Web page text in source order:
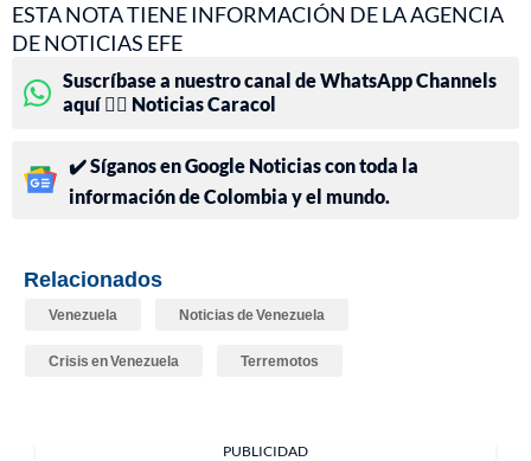
ESTA NOTA TIENE INFORMACIÓN DE LA AGENCIA
DE NOTICIAS EFE
Suscríbase a nuestro canal de WhatsApp Channels
aquí 👉🏻 Noticias Caracol
✔️ Síganos en Google Noticias con toda la
información de Colombia y el mundo.
Relacionados
Venezuela Noticias de Venezuela
Crisis en Venezuela Terremotos
PUBLICIDAD